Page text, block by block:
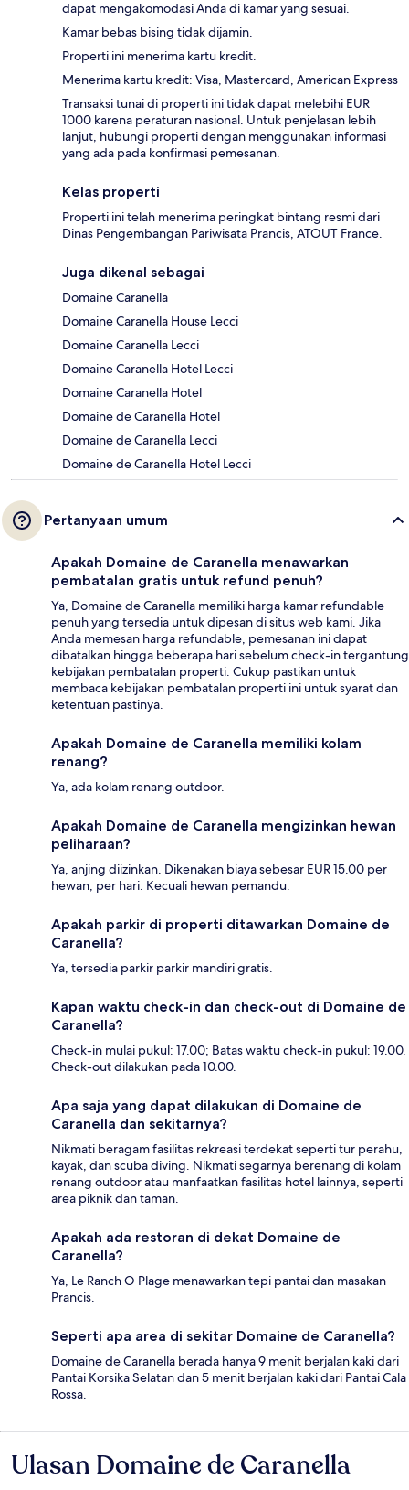
dapat mengakomodasi Anda di kamar yang sesuai.
Kamar bebas bising tidak dijamin.
Properti ini menerima kartu kredit.
Menerima kartu kredit: Visa, Mastercard, American Express
Transaksi tunai di properti ini tidak dapat melebihi EUR
1000 karena peraturan nasional. Untuk penjelasan lebih
lanjut, hubungi properti dengan menggunakan informasi
yang ada pada konfirmasi pemesanan.
Kelas properti
Properti ini telah menerima peringkat bintang resmi dari
Dinas Pengembangan Pariwisata Prancis, ATOUT France.
Juga dikenal sebagai
Domaine Caranella
Domaine Caranella House Lecci
Domaine Caranella Lecci
Domaine Caranella Hotel Lecci
Domaine Caranella Hotel
Domaine de Caranella Hotel
Domaine de Caranella Lecci
Domaine de Caranella Hotel Lecci
Pertanyaan umum
Apakah Domaine de Caranella menawarkan
pembatalan gratis untuk refund penuh?
Ya, Domaine de Caranella memiliki harga kamar refundable
penuh yang tersedia untuk dipesan di situs web kami. Jika
Anda memesan harga refundable, pemesanan ini dapat
dibatalkan hingga beberapa hari sebelum check-in tergantung
kebijakan pembatalan properti. Cukup pastikan untuk
membaca kebijakan pembatalan properti ini untuk syarat dan
ketentuan pastinya.
Apakah Domaine de Caranella memiliki kolam
renang?
Ya, ada kolam renang outdoor.
Apakah Domaine de Caranella mengizinkan hewan
peliharaan?
Ya, anjing diizinkan. Dikenakan biaya sebesar EUR 15.00 per
hewan, per hari. Kecuali hewan pemandu.
Apakah parkir di properti ditawarkan Domaine de
Caranella?
Ya, tersedia parkir parkir mandiri gratis.
Kapan waktu check-in dan check-out di Domaine de
Caranella?
Check-in mulai pukul: 17.00; Batas waktu check-in pukul: 19.00.
Check-out dilakukan pada 10.00.
Apa saja yang dapat dilakukan di Domaine de
Caranella dan sekitarnya?
Nikmati beragam fasilitas rekreasi terdekat seperti tur perahu,
kayak, dan scuba diving. Nikmati segarnya berenang di kolam
renang outdoor atau manfaatkan fasilitas hotel lainnya, seperti
area piknik dan taman.
Apakah ada restoran di dekat Domaine de
Caranella?
Ya, Le Ranch O Plage menawarkan tepi pantai dan masakan
Prancis.
Seperti apa area di sekitar Domaine de Caranella?
Domaine de Caranella berada hanya 9 menit berjalan kaki dari
Pantai Korsika Selatan dan 5 menit berjalan kaki dari Pantai Cala
Rossa.
Ulasan
Ulasan Domaine de Caranella